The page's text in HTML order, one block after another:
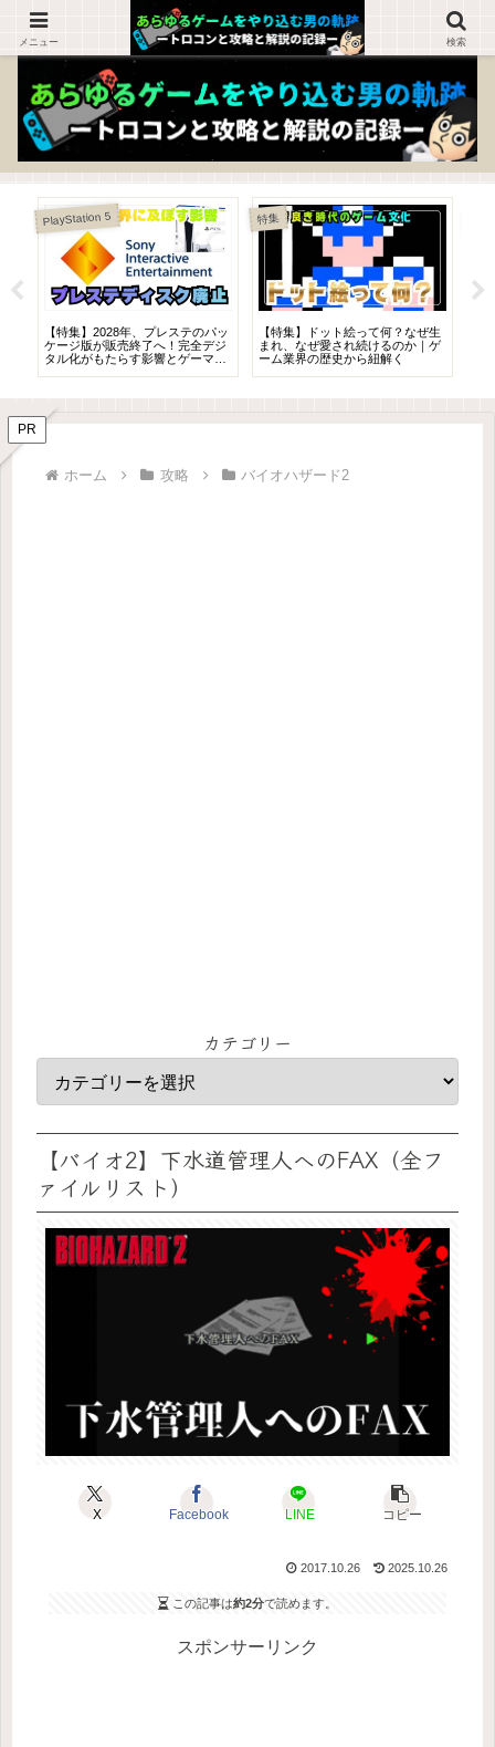
ゲームを知らない人でも楽しめるブログ！
PlayStation 5
【特集】2028年、プレステのパッ
ケージ版が販売終了へ！完全デジ
タル化がもたらす影響とゲーマー
特集
【特集】ドット絵って何？なぜ生
まれ、なぜ愛され続けるのか｜ゲ
ーム業界の歴史から紐解く
PR
ホーム 攻略 バイオハザード2
カテゴリー
【バイオ2】下水道管理人へのFAX（全フ
ァイルリスト）
X Facebook LINE コピー
2017.10.26 2025.10.26
この記事は約2分で読めます。
スポンサーリンク
メニュー 検索